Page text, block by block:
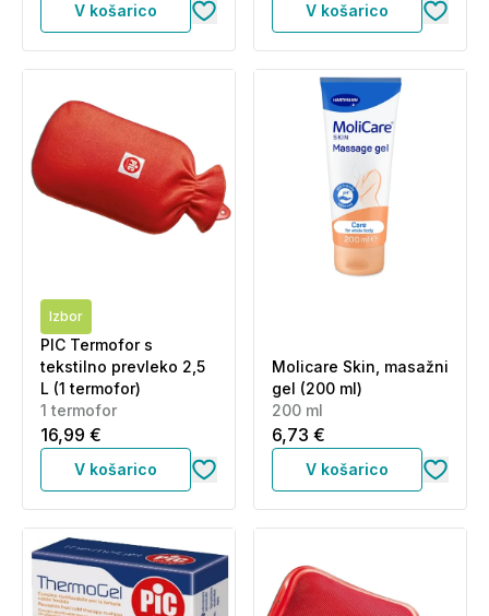
V košarico V košarico
Izbor
PIC Termofor s
tekstilno prevleko 2,5
L (1 termofor)
1 termofor
16,99 €
V košarico
Molicare Skin, masažni
gel (200 ml)
200 ml
6,73 €
V košarico